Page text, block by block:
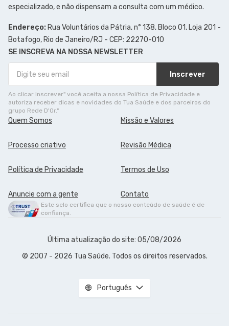
especializado, e não dispensam a consulta com um médico.
Endereço: Rua Voluntários da Pátria, n° 138, Bloco 01, Loja 201 -
Botafogo, Rio de Janeiro/RJ - CEP: 22270-010
SE INSCREVA NA NOSSA NEWSLETTER
Inscrever
Ao clicar Inscrever" você aceita a nossa Política de Privacidade e
autoriza receber dicas e novidades do Tua Saúde e dos parceiros do
grupo Rede D'Or."
Quem Somos Missão e Valores
Processo criativo Revisão Médica
Política de Privacidade Termos de Uso
Anuncie com a gente Contato
Este selo certifica que o nosso conteúdo de saúde é de
confiança.
Última atualização do site: 05/08/2026
© 2007 - 2026 Tua Saúde. Todos os direitos reservados.
Português